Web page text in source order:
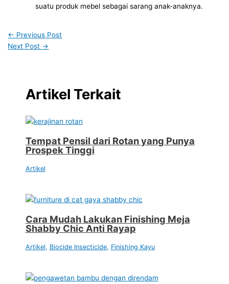
suatu produk mebel sebagai sarang anak-anaknya.
← Previous Post
Next Post →
Artikel Terkait
Tempat Pensil dari Rotan yang Punya
Prospek Tinggi
Artikel
Cara Mudah Lakukan Finishing Meja
Shabby Chic Anti Rayap
Artikel, Biocide Insecticide, Finishing Kayu